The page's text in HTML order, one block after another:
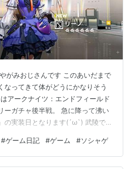
がみおじさんです このあいだまで
なってきて体がどうにかなりそう
アークナイツ：エンドフィールド
ーガチャ後半戦。 急に降って沸い
の実装日となります(´ω`) 武陵での
引いて、引けなくなったらさよう
いるので今回もバッチリ引いちゃ
#ゲーム日記 #ゲーム #ソシャゲ